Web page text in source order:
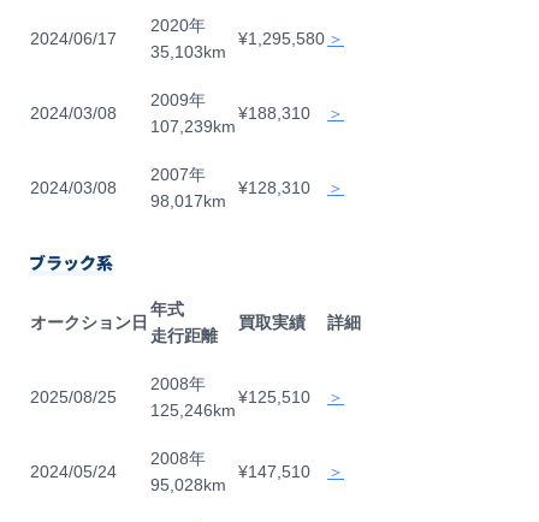
2024/06/17
2020年
35,103km
¥1,295,580 ＞
2024/03/08
2009年
107,239km
¥188,310 ＞
2024/03/08
2007年
98,017km
¥128,310 ＞
ブラック系
オークション日
年式
走行距離
買取実績 詳細
2025/08/25
2008年
125,246km
¥125,510 ＞
2024/05/24
2008年
95,028km
¥147,510 ＞